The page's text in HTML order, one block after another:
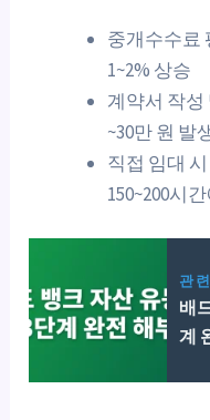
중개수수료
1~2% 상승
계약서 작성
~30만 원 발
직접 임대
150~200시
관
배
계